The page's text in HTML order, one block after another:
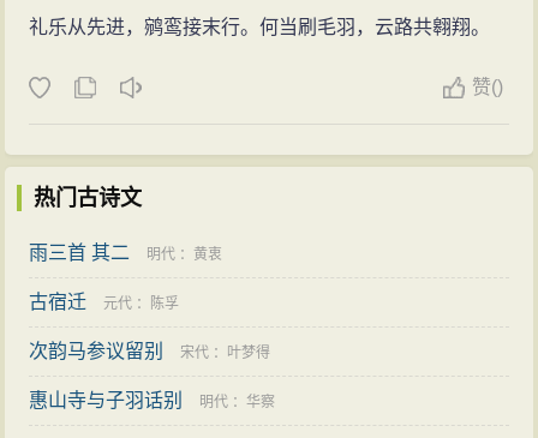
礼乐从先进，鹓鸾接末行。何当刷毛羽，云路共翱翔。
赞()
热门古诗文
雨三首 其二 明代 ：黄衷
古宿迁 元代 ： 陈孚
次韵马参议留别 宋代 ： 叶梦得
惠山寺与子羽话别 明代 ：华察